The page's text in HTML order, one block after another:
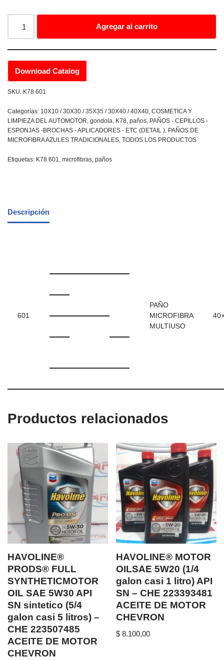
Agregar al carrito
Download Catalog
SKU: K78 601
Categorías: 10X10 / 30X30 / 35X35 / 30X40 / 40X40, COSMETICA Y
LIMPIEZA DEL AUTOMOTOR, gondola, K78, paños, PAÑOS - CEPILLOS -
ESPONJAS -BROCHAS - APLICADORES - ETC (DETAIL ), PAÑOS DE
MICROFIBRA AZULES TRADICIONALES, TODOS LOS PRODUCTOS
Etiquetas: K78 601, microfibras, paños
Descripción
601
PAÑO
MICROFIBRA
MULTIUSO
Productos relacionados
HAVOLINE®
PRODS® FULL
SYNTHETICMOTOR
OIL SAE 5W30 API
SN sintetico (5/4
galon casi 5 litros) –
CHE 223507485
ACEITE DE MOTOR
CHEVRON
HAVOLINE® MOTOR
OILSAE 5W20 (1/4
galon casi 1 litro) API
SN – CHE 223393481
ACEITE DE MOTOR
CHEVRON
$ 8.100,00